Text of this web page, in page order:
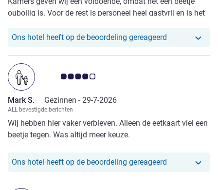
oubollig is. Voor de rest is personeel heel gastvrij en is het
moeten halen.
Ons hotel heeft op de beoordeling gereageerd Ons hotel
Avis-klantbeoordeling 4.0/5
Mark S. Gezinnen - 29-7-2026
ALL bevestigde berichten
Wij hebben hier vaker verbleven. Alleen de eetkaart viel een
beetje tegen. Was altijd meer keuze.
Ons hotel heeft op de beoordeling gereageerd Ons hotel